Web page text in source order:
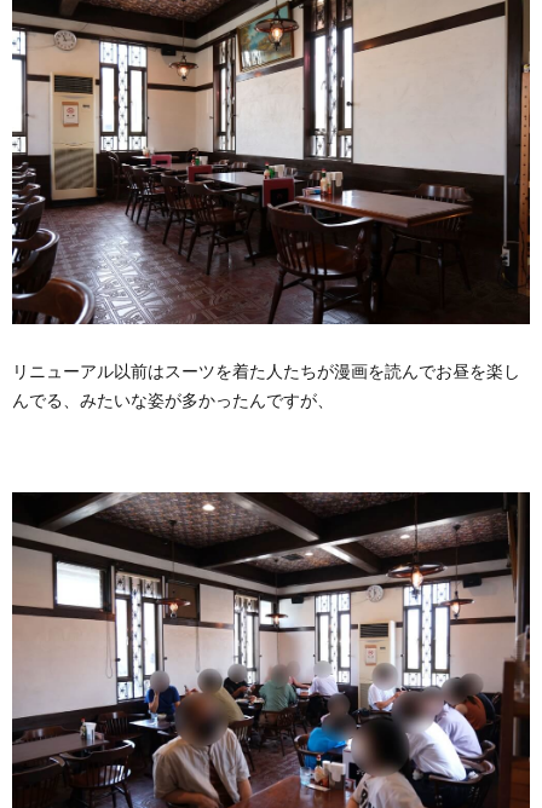
リニューアル以前はスーツを着た人たちが漫画を読んでお昼を楽し
んでる、みたいな姿が多かったんですが、